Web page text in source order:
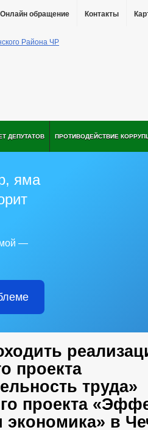
Онлайн обращение Контакты
ДЕПУТАТОВ ПРОТИВОДЕЙСТВИЕ
яма
—
проекта
труда»
проекта
экономика» в